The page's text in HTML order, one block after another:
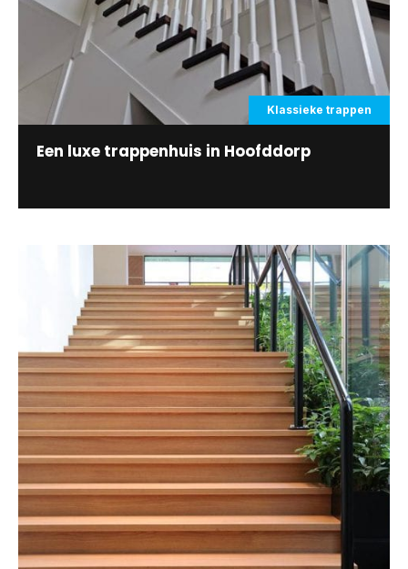
Klassieke trappen
Een luxe trappenhuis in Hoofddorp